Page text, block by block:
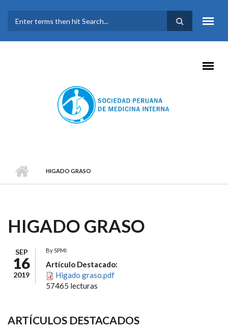
FORMULARIO DE
BÚSQUEDA
HIGADO GRASO
HIGADO GRASO
SEP
16
2019
BySPMI
Artículo Destacado:
Higado graso.pdf
57465 lecturas
ARTÍCULOS DESTACADOS